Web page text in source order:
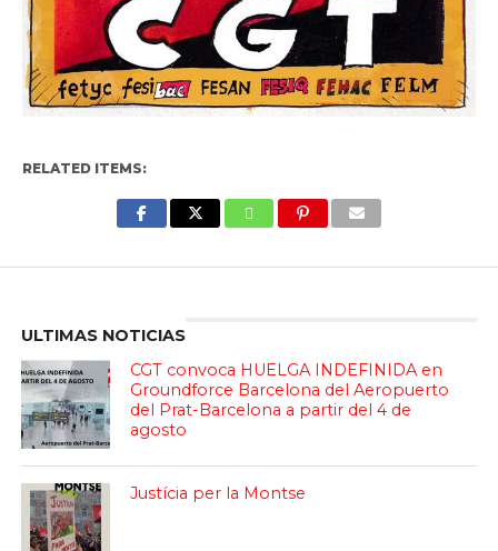
RELATED ITEMS:
ULTIMAS NOTICIAS
CGT convoca HUELGA INDEFINIDA en
Groundforce Barcelona del Aeropuerto
del Prat-Barcelona a partir del 4 de
agosto
Justícia per la Montse